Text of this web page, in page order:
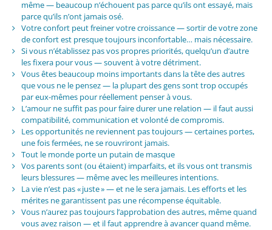
même — beaucoup n’échouent pas parce qu’ils ont essayé, mais
parce qu’ils n’ont jamais osé.
Votre confort peut freiner votre croissance — sortir de votre zone
de confort est presque toujours inconfortable… mais nécessaire.
Si vous n’établissez pas vos propres priorités, quelqu’un d’autre
les fixera pour vous — souvent à votre détriment.
Vous êtes beaucoup moins importants dans la tête des autres
que vous ne le pensez — la plupart des gens sont trop occupés
par eux-mêmes pour réellement penser à vous.
L’amour ne suffit pas pour faire durer une relation — il faut aussi
compatibilité, communication et volonté de compromis.
Les opportunités ne reviennent pas toujours — certaines portes,
une fois fermées, ne se rouvriront jamais.
Tout le monde porte un putain de masque
Vos parents sont (ou étaient) imparfaits, et ils vous ont transmis
leurs blessures — même avec les meilleures intentions.
La vie n’est pas « juste » — et ne le sera jamais. Les efforts et les
mérites ne garantissent pas une récompense équitable.
Vous n’aurez pas toujours l’approbation des autres, même quand
vous avez raison — et il faut apprendre à avancer quand même.